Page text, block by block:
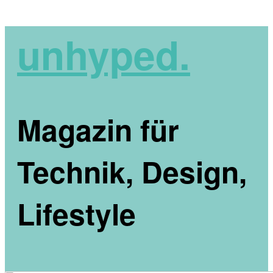
unhyped.
Magazin für
Technik, Design,
Lifestyle